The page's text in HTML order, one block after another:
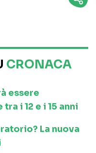
CRONACA
essere
i 12 e i 15 anni
La nuova